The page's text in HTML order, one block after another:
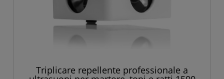
Triplicare repellente professionale a